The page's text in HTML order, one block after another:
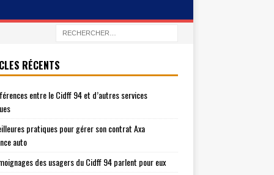
RÉCENTS
entre le Cidff 94 et d’autres services
pratiques pour gérer son contrat Axa
auto
des usagers du Cidff 94 parlent pour eux